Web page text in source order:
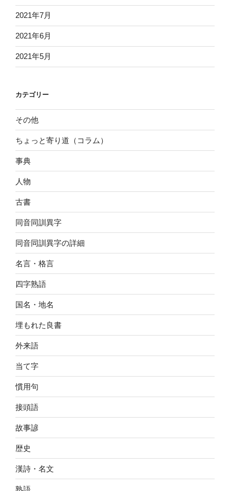
2021年7月
2021年6月
2021年5月
カテゴリー
その他
ちょっと寄り道（コラム）
事典
人物
古書
同音同訓異字
同音同訓異字の詳細
名言・格言
四字熟語
国名・地名
埋もれた良書
外来語
当て字
慣用句
接頭語
故事諺
歴史
漢詩・名文
熟語